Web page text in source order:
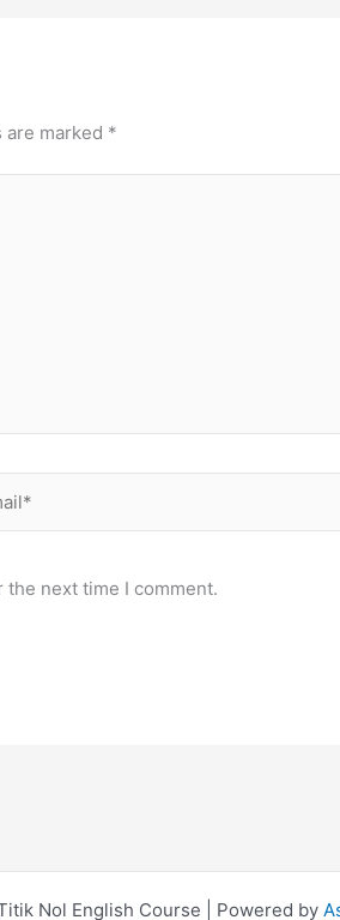
are marked *
the next time I comment.
Nol English Course | Powered by